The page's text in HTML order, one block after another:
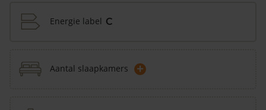
Energie label C
Aantal slaapkamers +